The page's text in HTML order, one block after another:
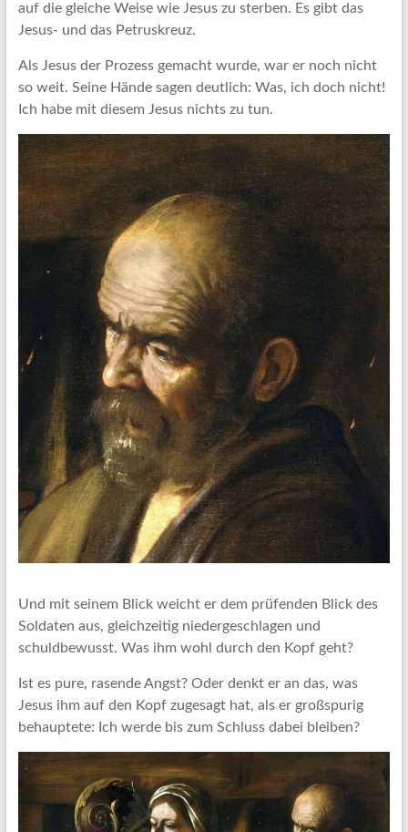
auf die gleiche Weise wie Jesus zu sterben. Es gibt das
Jesus- und das Petruskreuz.
Als Jesus der Prozess gemacht wurde, war er noch nicht
so weit. Seine Hände sagen deutlich: Was, ich doch nicht!
Ich habe mit diesem Jesus nichts zu tun.
Und mit seinem Blick weicht er dem prüfenden Blick des
Soldaten aus, gleichzeitig niedergeschlagen und
schuldbewusst. Was ihm wohl durch den Kopf geht?
Ist es pure, rasende Angst? Oder denkt er an das, was
Jesus ihm auf den Kopf zugesagt hat, als er großspurig
behauptete: Ich werde bis zum Schluss dabei bleiben?